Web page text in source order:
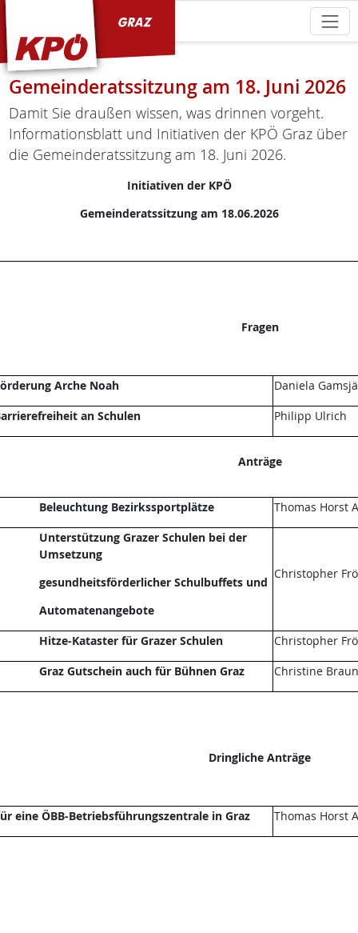
Gemeinderatssitzung am 18. Juni 2026
Damit Sie draußen wissen, was drinnen vorgeht.
Informationsblatt und Initiativen der KPÖ Graz über
die Gemeinderatssitzung am 18. Juni 2026.
Initiativen der KPÖ
Gemeinderatssitzung am 18.06.2026
Fragen
Arche Noah
Daniela
an Schulen
Philipp Ulrich
Anträge
Beleuchtung Bezirkssportplätze
Thomas Horst
Unterstützung Grazer Schulen bei der
Umsetzung
gesundheitsförderlicher Schulbuffets und
Automatenangebote
Christopher
Hitze-Kataster für Grazer Schulen
Christopher
Graz Gutschein auch für Bühnen Graz
Christine
Dringliche Anträge
eine ÖBB-Betriebsführungszentrale in Graz Thomas Horst